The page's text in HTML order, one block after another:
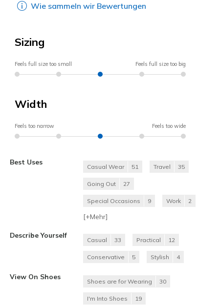
Wie sammeln wir Bewertungen
Sizing
Feels full size too small Feels full size too big
Width
Feels too narrow Feels too wide
Best Uses
Casual Wear 51 Travel 35
Going Out 27
Special Occasions 9 Work 2
[+Mehr]
Describe Yourself
Casual 33 Practical 12
Conservative 5 Stylish 4
View On Shoes
Shoes are for Wearing 30
I'm Into Shoes 19